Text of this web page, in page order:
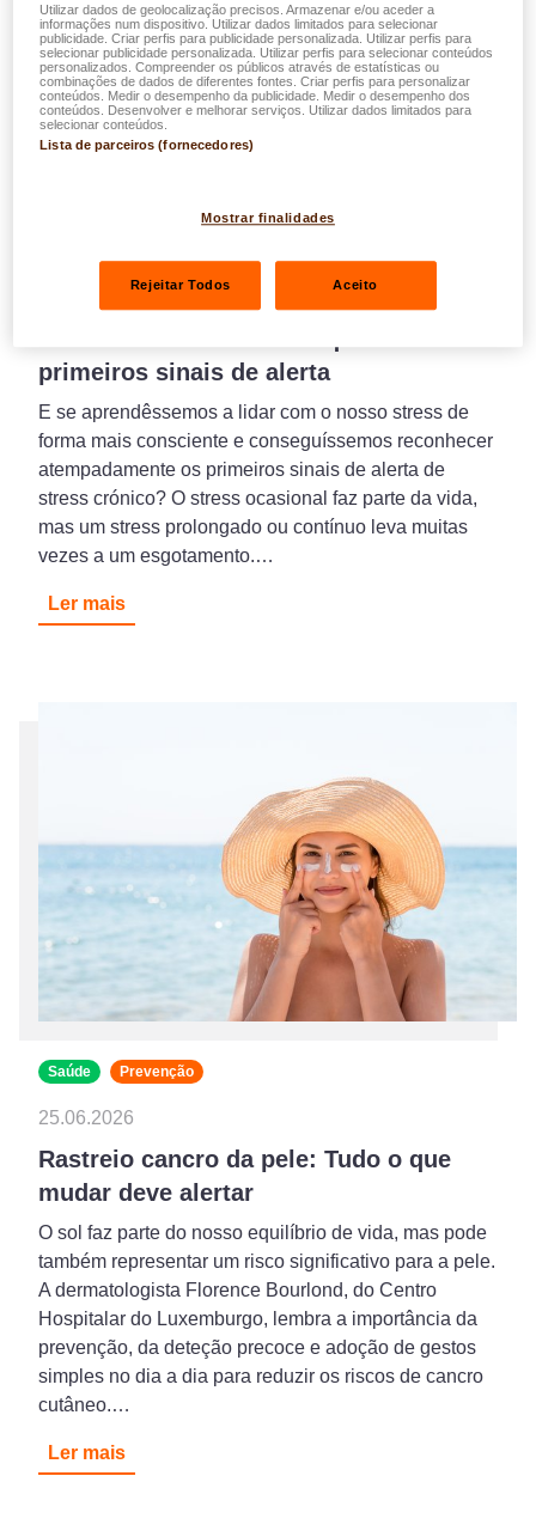
primeiros sinais de alerta
E se aprendêssemos a lidar com o nosso stress de
forma mais consciente e conseguíssemos reconhecer
atempadamente os primeiros sinais de alerta de
stress crónico? O stress ocasional faz parte da vida,
mas um stress prolongado ou contínuo leva muitas
vezes a um esgotamento.…
Ler mais
Saúde Prevenção
25.06.2026
Rastreio cancro da pele: Tudo o que
mudar deve alertar
O sol faz parte do nosso equilíbrio de vida, mas pode
também representar um risco significativo para a pele.
A dermatologista Florence Bourlond, do Centro
Hospitalar do Luxemburgo, lembra a importância da
prevenção, da deteção precoce e adoção de gestos
simples no dia a dia para reduzir os riscos de cancro
cutâneo.…
Ler mais
Utilizar dados de geolocalização precisos. Armazenar e/ou aceder a
informações num dispositivo. Utilizar dados limitados para selecionar
publicidade. Criar perfis para publicidade personalizada. Utilizar perfis para
selecionar publicidade personalizada. Utilizar perfis para selecionar conteúdos
personalizados. Compreender os públicos através de estatísticas ou
combinações de dados de diferentes fontes. Criar perfis para personalizar
conteúdos. Medir o desempenho da publicidade. Medir o desempenho dos
conteúdos. Desenvolver e melhorar serviços. Utilizar dados limitados para
selecionar conteúdos.
Lista de parceiros (fornecedores)
Mostrar finalidades
Rejeitar Todos Aceito